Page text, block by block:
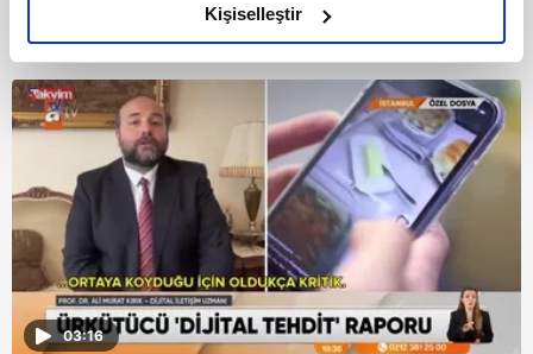
olduğunu ve sizlere en iyi içerikleri sunabilmek adına
elimizden gelen çabayı gösterdiğimizi ve bu noktada,
reklamların maliyetlerimizi karşılamak noktasında tek gelir
kalemimiz olduğunu sizlere hatırlatmak isteriz.
Her halükârda, kullanıcılar, bu çerezlere izin vermedikleri
takdirde, kullanıcılara hedefli reklamlar
gösterilmeyecektir."
Sizlere daha iyi bir hizmet sunabilmek için İnternet
Sitemizde kendimize ve üçüncü kişilere ait çerezler
kullanılmaktadır. Bu çerezler vasıtasıyla çeşitli kişisel
Kişiselleştir
Bunlar da Var
03:16